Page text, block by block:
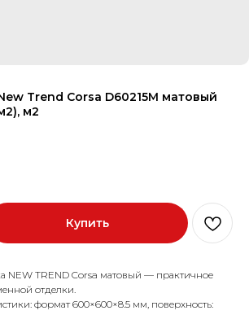
Trend Corsa D60215M матовый
м2
Купить
NEW TREND Corsa матовый — практичное
отделки.
формат 600×600×8.5 мм, поверхность: